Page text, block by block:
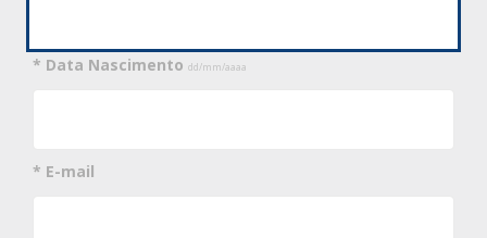
* Data Nascimento dd/mm/aaaa
* E-mail